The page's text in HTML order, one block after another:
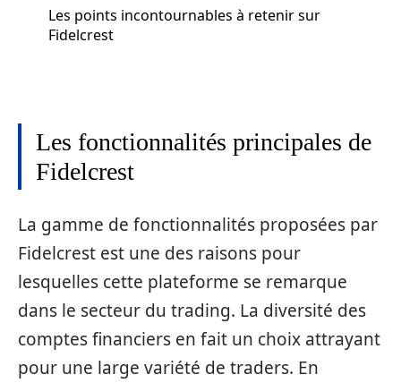
Les points incontournables à retenir sur
Fidelcrest
Les fonctionnalités principales de
Fidelcrest
La gamme de fonctionnalités proposées par
Fidelcrest est une des raisons pour
lesquelles cette plateforme se remarque
dans le secteur du trading. La diversité des
comptes financiers en fait un choix attrayant
pour une large variété de traders. En